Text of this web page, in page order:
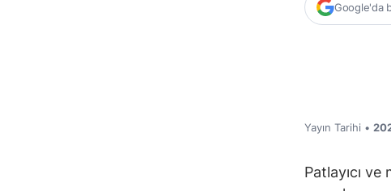
Google'da
Yayın Tarihi •
Patlayıcı